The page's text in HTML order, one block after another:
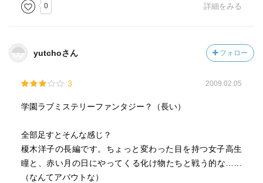
0 詳細をみる
yutchoさん フォロー
3 2009.02.05
学園ラブミステリーファンタジー？（長い）
全部足すとそんな感じ？
榎木洋子の長編です。ちょっと変わった目を持つ女子高生
瞳と、赤い月の日にやってくる化け物たちと戦う的な……
（なんてアバウトな）